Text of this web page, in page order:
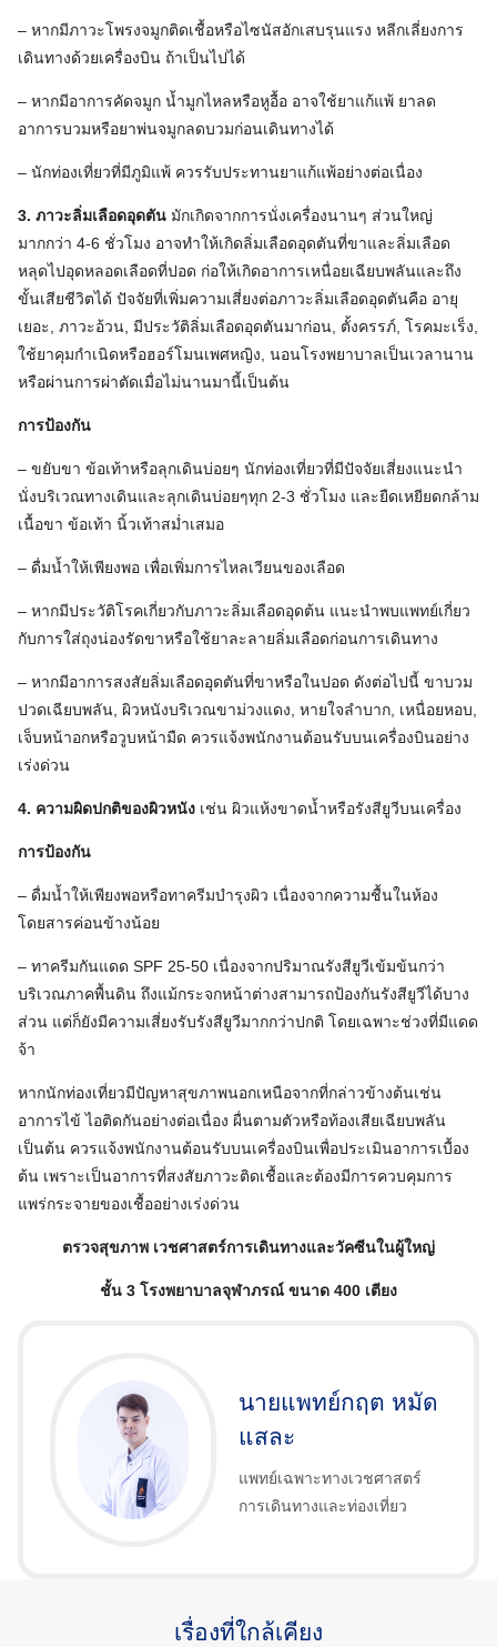
Search
– หากมีภาวะโพรงจมูกติดเชื้อหรือไซนัสอักเสบรุนแรง หลีกเลี่ยงการ
เดินทางด้วยเครื่องบิน ถ้าเป็นไปได้
– หากมีอาการคัดจมูก น้ำมูกไหลหรือหูอื้อ อาจใช้ยาแก้แพ้ ยาลด
อาการบวมหรือยาพ่นจมูกลดบวมก่อนเดินทางได้
– นักท่องเที่ยวที่มีภูมิแพ้ ควรรับประทานยาแก้แพ้อย่างต่อเนื่อง
3. ภาวะลิ่มเลือดอุดตัน มักเกิดจากการนั่งเครื่องนานๆ ส่วนใหญ่
มากกว่า 4-6 ชั่วโมง อาจทำให้เกิดลิ่มเลือดอุดตันที่ขาและลิ่มเลือด
หลุดไปอุดหลอดเลือดที่ปอด ก่อให้เกิดอาการเหนื่อยเฉียบพลันและถึง
ขั้นเสียชีวิตได้ ปัจจัยที่เพิ่มความเสี่ยงต่อภาวะลิ่มเลือดอุดตันคือ อายุ
เยอะ, ภาวะอ้วน, มีประวัติลิ่มเลือดอุดตันมาก่อน, ตั้งครรภ์, โรคมะเร็ง,
ใช้ยาคุมกำเนิดหรือฮอร์โมนเพศหญิง, นอนโรงพยาบาลเป็นเวลานาน
หรือผ่านการผ่าตัดเมื่อไม่นานมานี้เป็นต้น
การป้องกัน
– ขยับขา ข้อเท้าหรือลุกเดินบ่อยๆ นักท่องเที่ยวที่มีปัจจัยเสี่ยงแนะนำ
นั่งบริเวณทางเดินและลุกเดินบ่อยๆทุก 2-3 ชั่วโมง และยืดเหยียดกล้าม
เนื้อขา ข้อเท้า นิ้วเท้าสม่ำเสมอ
– ดื่มน้ำให้เพียงพอ เพื่อเพิ่มการไหลเวียนของเลือด
– หากมีประวัติโรคเกี่ยวกับภาวะลิ่มเลือดอุดต้น แนะนำพบแพทย์เกี่ยว
กับการใส่ถุงน่องรัดขาหรือใช้ยาละลายลิ่มเลือดก่อนการเดินทาง
– หากมีอาการสงสัยลิ่มเลือดอุดตันที่ขาหรือในปอด ดังต่อไปนี้ ขาบวม
ปวดเฉียบพลัน, ผิวหนังบริเวณขาม่วงแดง, หายใจลำบาก, เหนื่อยหอบ,
เจ็บหน้าอกหรือวูบหน้ามืด ควรแจ้งพนักงานต้อนรับบนเครื่องบินอย่าง
เร่งด่วน
4. ความผิดปกติของผิวหนัง เช่น ผิวแห้งขาดน้ำหรือรังสียูวีบนเครื่อง
การป้องกัน
– ดื่มน้ำให้เพียงพอหรือทาครีมบำรุงผิว เนื่องจากความชื้นในห้อง
โดยสารค่อนข้างน้อย
– ทาครีมกันแดด SPF 25-50 เนื่องจากปริมาณรังสียูวีเข้มข้นกว่า
บริเวณภาคพื้นดิน ถึงแม้กระจกหน้าต่างสามารถป้องกันรังสียูวีได้บาง
ส่วน แต่ก็ยังมีความเสี่ยงรับรังสียูวีมากกว่าปกติ โดยเฉพาะช่วงที่มีแดด
จ้า
หากนักท่องเที่ยวมีปัญหาสุขภาพนอกเหนือจากที่กล่าวข้างต้นเช่น
อาการไข้ ไอติดกันอย่างต่อเนื่อง ผื่นตามตัวหรือท้องเสียเฉียบพลัน
เป็นต้น ควรแจ้งพนักงานต้อนรับบนเครื่องบินเพื่อประเมินอาการเบื้อง
ต้น เพราะเป็นอาการที่สงสัยภาวะติดเชื้อและต้องมีการควบคุมการ
แพร่กระจายของเชื้ออย่างเร่งด่วน
ตรวจสุขภาพ เวชศาสตร์การเดินทางและวัคซีนในผู้ใหญ่
ชั้น 3 โรงพยาบาลจุฬาภรณ์ ขนาด 400 เตียง
นายแพทย์กฤต หมัด
แสละ
แพทย์เฉพาะทางเวชศาสตร์
การเดินทางและท่องเที่ยว
เรื่องที่ใกล้เคียง